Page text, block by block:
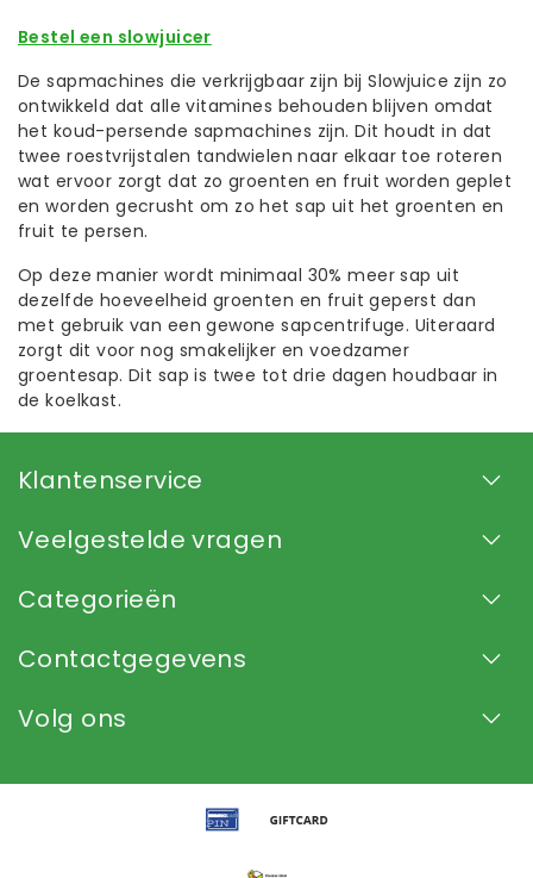
Bestel een slowjuicer
De sapmachines die verkrijgbaar zijn bij Slowjuice zijn zo
ontwikkeld dat alle vitamines behouden blijven omdat
het koud-persende sapmachines zijn. Dit houdt in dat
twee roestvrijstalen tandwielen naar elkaar toe roteren
wat ervoor zorgt dat zo groenten en fruit worden geplet
en worden gecrusht om zo het sap uit het groenten en
fruit te persen.
Op deze manier wordt minimaal 30% meer sap uit
dezelfde hoeveelheid groenten en fruit geperst dan
met gebruik van een gewone sapcentrifuge. Uiteraard
zorgt dit voor nog smakelijker en voedzamer
groentesap. Dit sap is twee tot drie dagen houdbaar in
de koelkast.
Klantenservice
Veelgestelde vragen
Categorieën
Contactgegevens
Volg ons